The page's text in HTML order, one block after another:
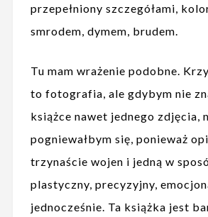
przepełniony szczegółami,
smrodem, dymem, brudem.
Tu mam wrażenie podobne.
to fotografia, ale gdybym nie
książce nawet jednego zdjęcia,
pogniewałbym się, ponieważ
trzynaście wojen i jedną w
plastyczny, precyzyjny,
jednocześnie. Ta książka jest